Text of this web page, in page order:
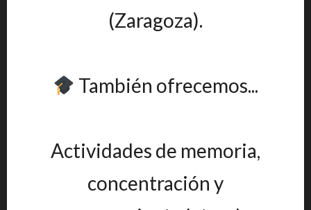
(Zaragoza).
También ofrecemos...
Actividades de memoria,
concentración y